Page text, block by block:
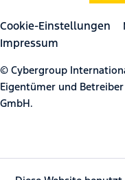
Cookie-Einstellungen
Impressum
© Cybergroup
Eigentümer und
GmbH.